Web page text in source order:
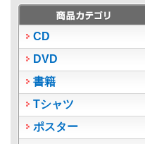
CD
DVD
書籍
Tシャツ
ポスター